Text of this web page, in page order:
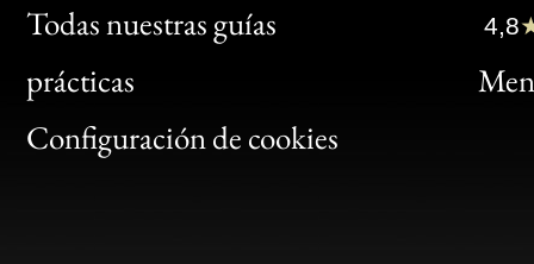
Todas nuestras guías
prácticas
Configuración de cookies
Clic
Bon
4,8